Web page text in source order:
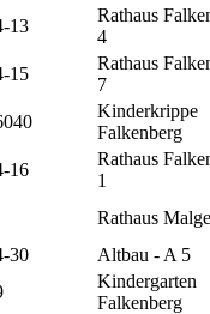
13
Rathaus
4
15
Rathaus
7
Kinderkrippe
Falkenberg
16
Rathaus
1
Rathaus
30 Altbau - A 5
Kindergarten
Falkenberg